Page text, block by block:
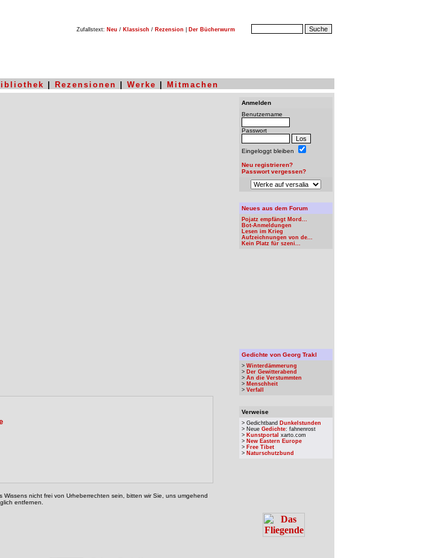
Zufallstext: Neu / Klassisch / Rezension Der Bücherwurm
Rezensionen Werke Mitmachen
nicht frei von Urheberrechten sein, bitten wir Sie, uns umgehend
entfernen.
Anmelden
Benutzername
Passwort
Eingeloggt bleiben
Neu registrieren?
Passwort vergessen?
Neues aus dem Forum
Pojatz empfängt Mord...
Bot-Anmeldungen
Lesen im Krieg
Aufzeichnungen von de...
Kein Platz für szeni...
Gedichte von Georg Trakl
> Winterdämmerung
> Der Gewitterabend
> An die Verstummten
> Menschheit
> Verfall
Verweise
> Gedichtband Dunkelstunden
> Neue Gedichte: fahnenrost
> Kunstportal xarto.com
> New Eastern Europe
> Free Tibet
> Naturschutzbund